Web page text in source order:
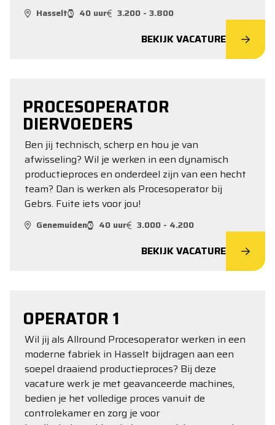
Hasselt 40 uur 3.200 - 3.800
BEKIJK VACATURE
PROCESOPERATOR
DIERVOEDERS
Ben jij technisch, scherp en hou je van
afwisseling? Wil je werken in een dynamisch
productieproces en onderdeel zijn van een hecht
team? Dan is werken als Procesoperator bij
Gebrs. Fuite iets voor jou!
Genemuiden 40 uur 3.000 - 4.200
BEKIJK VACATURE
OPERATOR 1
Wil jij als Allround Procesoperator werken in een
moderne fabriek in Hasselt bijdragen aan een
soepel draaiend productieproces? Bij deze
vacature werk je met geavanceerde machines,
bedien je het volledige proces vanuit de
controlekamer en zorg je voor